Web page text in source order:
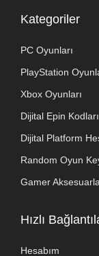
Kategoriler
PC Oyunları
PlayStation
Xbox Oyunları
Dijital Epin Kodları
Dijital Platform
Random Oyun
Gamer
Hızlı
Hesabım